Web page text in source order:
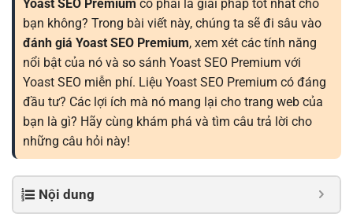
Yoast SEO Premium có phải là giải pháp tốt nhất cho
bạn không? Trong bài viết này, chúng ta sẽ đi sâu vào
đánh giá Yoast SEO Premium, xem xét các tính năng
nổi bật của nó và so sánh Yoast SEO Premium với
Yoast SEO miễn phí. Liệu Yoast SEO Premium có đáng
đầu tư? Các lợi ích mà nó mang lại cho trang web của
bạn là gì? Hãy cùng khám phá và tìm câu trả lời cho
những câu hỏi này!
Nội dung